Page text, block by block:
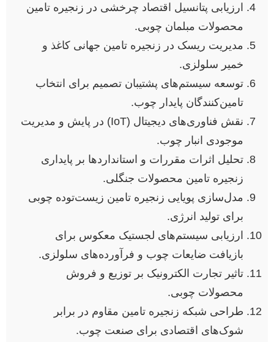
ارزیابی پتانسیل اقتصاد چرخشی در زنجیره تامین
محصولات مبلمان چوبی.
مدیریت ریسک در زنجیره تامین جهانی کاغذ و
خمیر سلولزی.
توسعه سیستم‌های پشتیبان تصمیم برای انتخاب
تامین‌کنندگان پایدار چوب.
نقش فناوری‌های دیجیتال (IoT) در پایش و مدیریت
موجودی انبار چوب.
تحلیل اثرات مقررات و استانداردها بر پایداری
زنجیره تامین محصولات جنگلی.
مدل‌سازی پویایی زنجیره تامین زیست‌توده چوبی
برای تولید انرژی.
ارزیابی سیستم‌های لجستیک معکوس برای
بازیافت ضایعات چوب و فرآورده‌های سلولزی.
تاثیر تجارت الکترونیک بر توزیع و فروش
محصولات چوبی.
طراحی شبکه زنجیره تامین مقاوم در برابر
شوک‌های اقتصادی برای صنعت چوب.